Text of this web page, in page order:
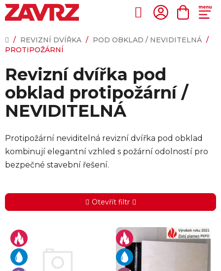
Přejít
na
Hledat
KOŠÍK
DOMŮ
/ REVIZNÍ DVÍŘKA / POD OBKLAD / NEVIDITELNÁ /
PROTIPOŽÁRNÍ
Revizní dvířka pod
obklad protipožární /
NEVIDITELNÁ
Protipožární neviditelná revizní dvířka pod obklad
kombinují elegantní vzhled s požární odolností pro
bezpečné stavební řešení.
Otevřít filtr
ý
p